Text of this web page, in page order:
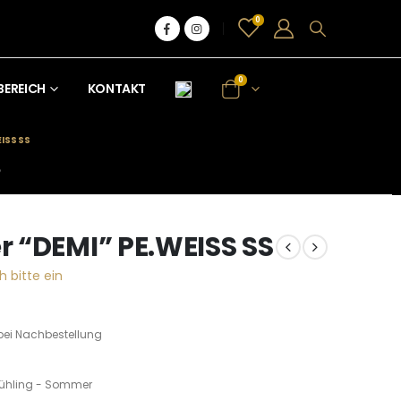
0
KONTAKT
0
SS
PE.WEISS SS
bitte ein
Nachbestellung
- Sommer